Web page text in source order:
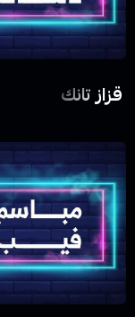
قزاز تانك